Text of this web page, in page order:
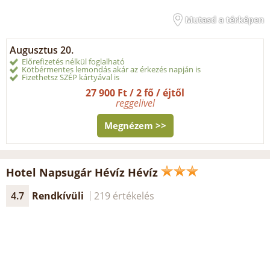
Mutasd a térképen
Augusztus 20.
Előrefizetés nélkül foglalható
Kötbérmentes lemondás akár az érkezés napján is
Fizethetsz SZÉP kártyával is
27 900 Ft / 2 fő / éjtől
reggelivel
Megnézem >>
Hotel Napsugár Hévíz Hévíz
4.7 Rendkívüli 219 értékelés